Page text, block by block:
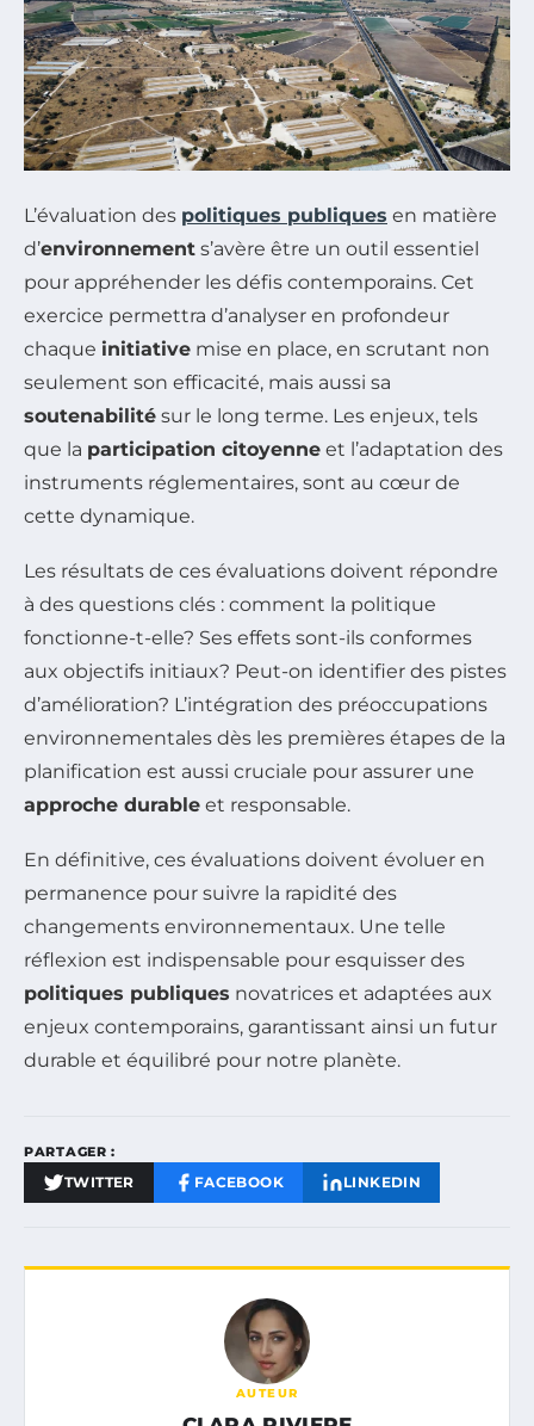
L’évaluation des politiques publiques en matière
d’environnement s’avère être un outil essentiel
pour appréhender les défis contemporains. Cet
exercice permettra d’analyser en profondeur
chaque initiative mise en place, en scrutant non
seulement son efficacité, mais aussi sa
soutenabilité sur le long terme. Les enjeux, tels
que la participation citoyenne et l’adaptation des
instruments réglementaires, sont au cœur de
cette dynamique.
Les résultats de ces évaluations doivent répondre
à des questions clés : comment la politique
fonctionne-t-elle? Ses effets sont-ils conformes
aux objectifs initiaux? Peut-on identifier des pistes
d’amélioration? L’intégration des préoccupations
environnementales dès les premières étapes de la
planification est aussi cruciale pour assurer une
approche durable et responsable.
En définitive, ces évaluations doivent évoluer en
permanence pour suivre la rapidité des
changements environnementaux. Une telle
réflexion est indispensable pour esquisser des
politiques publiques novatrices et adaptées aux
enjeux contemporains, garantissant ainsi un futur
durable et équilibré pour notre planète.
PARTAGER :
TWITTER FACEBOOK LINKEDIN
AUTEUR